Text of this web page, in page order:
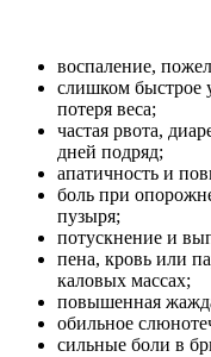
воспаление,
слишком быстрое
потеря веса;
частая рвота,
дней подряд;
апатичность и
боль при
пузыря;
потускнение и
пена, кровь или
каловых массах;
повышенная
обильное
сильные боли в